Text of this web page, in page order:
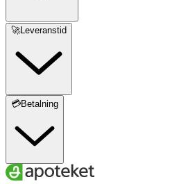
🚀Leveranstid
💳Betalning